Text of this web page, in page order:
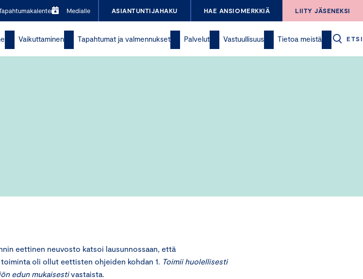
Medialle ASIANTUNTIJAHAKU HAE ANSIOMERKKIÄ LIITY JÄSENEKSI
Vaikuttaminen Tapahtumat ja valmennukset Palvelut Vastuullisuus Tietoa meistä ETSI
eettinen neuvosto katsoi lausunnossaan, että
oli ollut eettisten ohjeiden kohdan 1. Toimii huolellisesti
edun mukaisestivastaista.